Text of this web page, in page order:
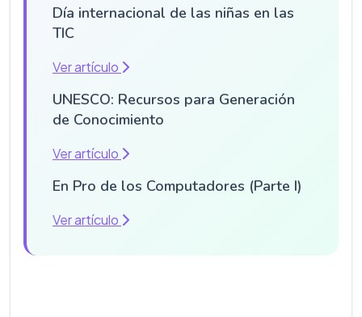
Día internacional de las niñas en las
TIC
Ver artículo
UNESCO: Recursos para Generación
de Conocimiento
Ver artículo
En Pro de los Computadores (Parte I)
Ver artículo